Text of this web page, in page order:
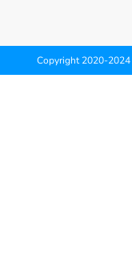
Copyright 2020-